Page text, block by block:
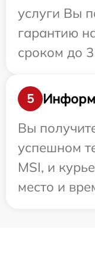
услуги Вы
гарантию
сроком до 3
5
Вы
успешном
MSI, и
место и